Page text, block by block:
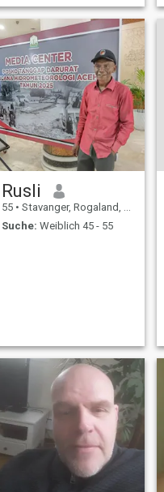
Beziehungen zu meinen
Freunden und meiner Familie
sind für mich am wichtigsten
und ich versuche, ein
fürsorglicher, loyaler und
mitfühlender Freund und
Familienmitglied zu sein.
Auch meine Karriere ist mir
wichtig, und ich finde in
meiner Arbeit viel persönliche
Erfüllung und Bedeutung.
Rusli
55 • Stavanger, Rogaland, Norwegen
Suche: Weiblich 45 - 55